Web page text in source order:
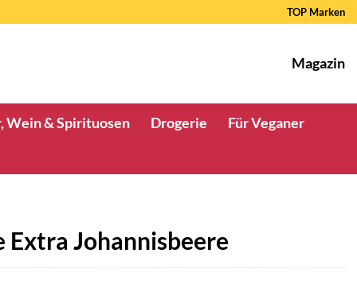
TOP Marken
Magazin
Wein & Spirituosen Drogerie Für Veganer
Johannisbeere